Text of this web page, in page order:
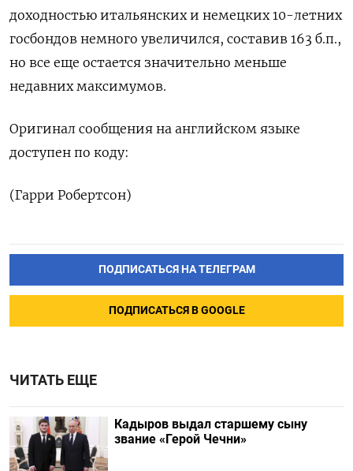
доходностью итальянских и немецких 10-летних
госбондов немного увеличился, составив 163 б.п.,
но все еще остается значительно меньше
недавних максимумов.
Оригинал сообщения на английском языке
доступен по коду:
(Гарри Робертсон)
ПОДПИСАТЬСЯ НА ТЕЛЕГРАМ
ПОДПИСАТЬСЯ В GOOGLE
ЧИТАТЬ ЕЩЕ
Кадыров выдал старшему сыну
звание «Герой Чечни»